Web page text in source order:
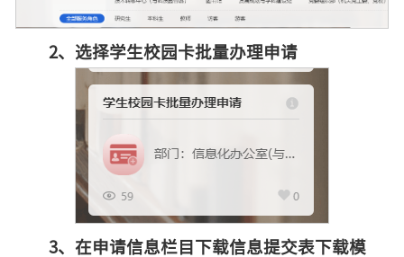
2、选择学生校园卡批量办理申请
3、在申请信息栏目下载信息提交表下载模